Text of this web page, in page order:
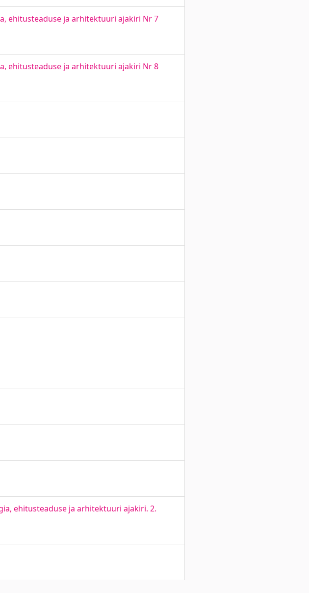
ehitusteaduse ja arhitektuuri ajakiri Nr 7
ehitusteaduse ja arhitektuuri ajakiri Nr 8
ehitusteaduse ja arhitektuuri ajakiri. 2.